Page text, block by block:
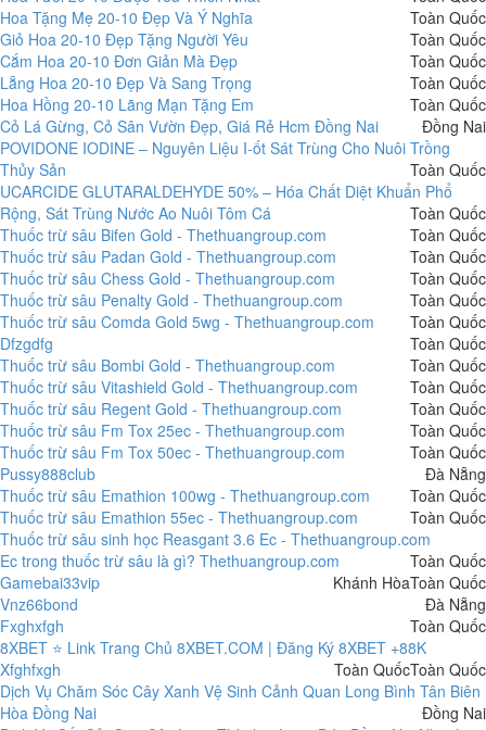
Hoa Tặng Mẹ 20-10 Đẹp Và Ý Nghĩa
Toàn Quốc
Giỏ Hoa 20-10 Đẹp Tặng Người Yêu
Toàn Quốc
Cắm Hoa 20-10 Đơn Giản Mà Đẹp
Toàn Quốc
Lẵng Hoa 20-10 Đẹp Và Sang Trọng
Toàn Quốc
Hoa Hồng 20-10 Lãng Mạn Tặng Em
Toàn Quốc
Cỏ Lá Gừng, Cỏ Sân Vườn Đẹp, Giá Rẻ Hcm Đồng Nai
Đồng Nai
POVIDONE IODINE – Nguyên Liệu I-ốt Sát Trùng Cho Nuôi Trồng
Thủy Sản
Toàn Quốc
UCARCIDE GLUTARALDEHYDE 50% – Hóa Chất Diệt Khuẩn Phổ
Rộng, Sát Trùng Nước Ao Nuôi Tôm Cá
Toàn Quốc
Thuốc trừ sâu Bifen Gold - Thethuangroup.com
Toàn Quốc
Thuốc trừ sâu Padan Gold - Thethuangroup.com
Toàn Quốc
Thuốc trừ sâu Chess Gold - Thethuangroup.com
Toàn Quốc
Thuốc trừ sâu Penalty Gold - Thethuangroup.com
Toàn Quốc
Thuốc trừ sâu Comda Gold 5wg - Thethuangroup.com
Toàn Quốc
Dfzgdfg
Toàn Quốc
Thuốc trừ sâu Bombi Gold - Thethuangroup.com
Toàn Quốc
Thuốc trừ sâu Vitashield Gold - Thethuangroup.com
Toàn Quốc
Thuốc trừ sâu Regent Gold - Thethuangroup.com
Toàn Quốc
Thuốc trừ sâu Fm Tox 25ec - Thethuangroup.com
Toàn Quốc
Thuốc trừ sâu Fm Tox 50ec - Thethuangroup.com
Toàn Quốc
Pussy888club
Đà Nẵng
Thuốc trừ sâu Emathion 100wg - Thethuangroup.com
Toàn Quốc
Thuốc trừ sâu Emathion 55ec - Thethuangroup.com
Toàn Quốc
Thuốc trừ sâu sinh học Reasgant 3.6 Ec - Thethuangroup.com
Toàn Quốc
Ec trong thuốc trừ sâu là gì? Thethuangroup.com
Toàn Quốc
Gamebai33vip
Khánh Hòa
Vnz66bond
Đà Nẵng
Fxghxfgh
Toàn Quốc
8XBET ⭐️ Link Trang Chủ 8XBET.COM | Đăng Ký 8XBET +88K
Toàn Quốc
Xfghfxgh
Toàn Quốc
Dịch Vụ Chăm Sóc Cây Xanh Vệ Sinh Cảnh Quan Long Bình Tân Biên
Hòa Đồng Nai
Đồng Nai